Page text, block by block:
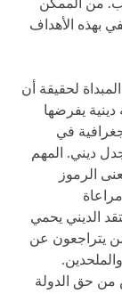
من الممكن
بهذه الأهداف
لحقيقة أن
يفرضها
في
ديني. المهم
الرموز
الديني يحمي
يتراجعون عن
من حق الدولة